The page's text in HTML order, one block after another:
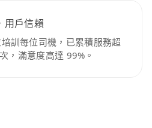
用戶信賴
訓每位司機，已累積服務超
，滿意度高達 99%。